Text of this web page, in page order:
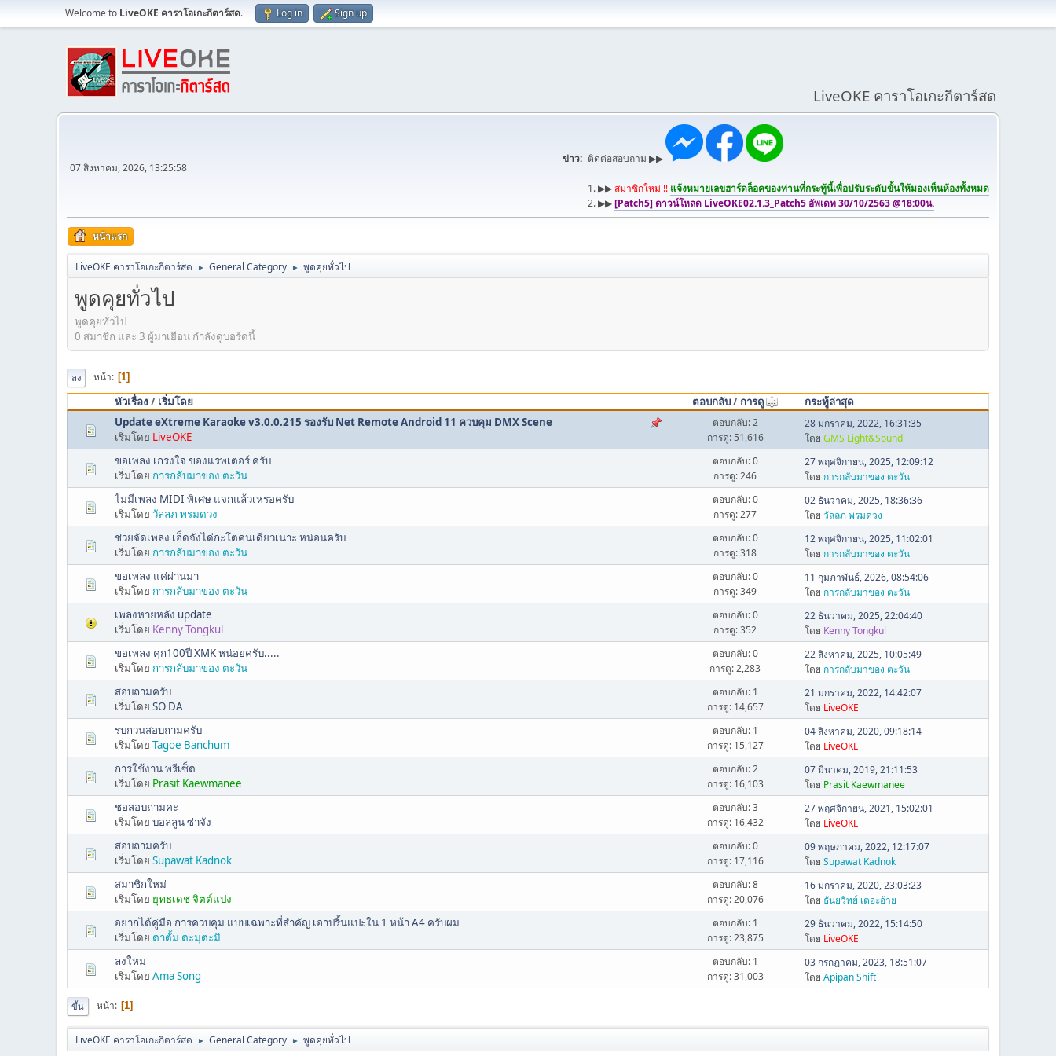
Welcome to LiveOKE คาราโอเกะกีตาร์สด. Log in Sign up
LiveOKE คาราโอเกะกีตาร์สด
07 สิงหาคม, 2026, 13:25:58
ข่าว: ติดต่อสอบถาม ▶▶
1. ▶▶สมาชิกใหม่ !! แจ้งหมายเลขฮาร์ดล็อคของท่านที่กระทู้นี้เพื่อปรับระดับขั้นให้มองเห็นห้องทั้งหมด
2. ▶▶[Patch5] ดาวน์โหลด LiveOKE02.1.3_Patch5 อัพเดท 30/10/2563 @18:00น.
หน้าแรก
LiveOKE คาราโอเกะกีตาร์สด ► General Category ► พูดคุยทั่วไป
พูดคุยทั่วไป
พูดคุยทั่วไป
0 สมาชิก และ 3 ผู้มาเยือน กำลังดูบอร์ดนี้
ลง หน้า 1
หัวเรื่อง / เริ่มโดย ตอบกลับ/ การดู
กระทู้ล่าสุด
Update eXtreme Karaoke v3.0.0.215 รองรับ Net Remote Android 11 ควบคุม DMX Scene
เริ่มโดย LiveOKE
ตอบกลับ: 2
การดู: 51,616
28 มกราคม, 2022, 16:31:35
โดย GMS Light&Sound
ขอเพลง เกรงใจ ของแรพเตอร์ ครับ
เริ่มโดย การกลับมาของ ตะวัน
ตอบกลับ: 0
การดู: 246
27 พฤศจิกายน, 2025, 12:09:12
โดย การกลับมาของ ตะวัน
ไม่มีเพลง MIDI พิเศษ แจกแล้วเหรอครับ
เริ่มโดย วัลลภ พรมดวง
ตอบกลับ: 0
การดู: 277
02 ธันวาคม, 2025, 18:36:36
โดย วัลลภ พรมดวง
ช่วยจัดเพลง เฮ็ดจังได๋กะโตคนเดียวเนาะ หน่อนครับ
เริ่มโดย การกลับมาของ ตะวัน
ตอบกลับ: 0
การดู: 318
12 พฤศจิกายน, 2025, 11:02:01
โดย การกลับมาของ ตะวัน
ขอเพลง แค่ผ่านมา
เริ่มโดย การกลับมาของ ตะวัน
ตอบกลับ: 0
การดู: 349
11 กุมภาพันธ์, 2026, 08:54:06
โดย การกลับมาของ ตะวัน
เพลงหายหลัง update
เริ่มโดย Kenny Tongkul
ตอบกลับ: 0
การดู: 352
22 ธันวาคม, 2025, 22:04:40
โดย Kenny Tongkul
ขอเพลง คุก100ปี XMK หน่อยครับ.....
เริ่มโดย การกลับมาของ ตะวัน
ตอบกลับ: 0
การดู: 2,283
22 สิงหาคม, 2025, 10:05:49
โดย การกลับมาของ ตะวัน
สอบถามครับ
เริ่มโดย SO DA
ตอบกลับ: 1
การดู: 14,657
21 มกราคม, 2022, 14:42:07
โดย LiveOKE
รบกวนสอบถามครับ
เริ่มโดย Tagoe Banchum
ตอบกลับ: 1
การดู: 15,127
04 สิงหาคม, 2020, 09:18:14
โดย LiveOKE
การใช้งาน พรีเซ็ต
เริ่มโดย Prasit Kaewmanee
ตอบกลับ: 2
การดู: 16,103
07 มีนาคม, 2019, 21:11:53
โดย Prasit Kaewmanee
ชอสอบถามคะ
เริ่มโดย บอลลูน ซ่าจัง
ตอบกลับ: 3
การดู: 16,432
27 พฤศจิกายน, 2021, 15:02:01
โดย LiveOKE
สอบถามครับ
เริ่มโดย Supawat Kadnok
ตอบกลับ: 0
การดู: 17,116
09 พฤษภาคม, 2022, 12:17:07
โดย Supawat Kadnok
สมาชิกใหม่
เริ่มโดย ยุทธเดช จิตต์แปง
ตอบกลับ: 8
การดู: 20,076
16 มกราคม, 2020, 23:03:23
โดย ธันยวิทย์ เตอะอ้าย
อยากได้คู่มือ การควบคุม แบบเฉพาะที่สำคัญ เอาปริ้นแปะใน 1 หน้า A4 ครับผม
เริ่มโดย ตาตั้ม ตะมุตะมิ
ตอบกลับ: 1
การดู: 23,875
29 ธันวาคม, 2022, 15:14:50
โดย LiveOKE
ลงใหม่
เริ่มโดย Ama Song
ตอบกลับ: 1
การดู: 31,003
03 กรกฎาคม, 2023, 18:51:07
โดย Apipan Shift
ขึ้น หน้า 1
LiveOKE คาราโอเกะกีตาร์สด ► General Category ► พูดคุยทั่วไป